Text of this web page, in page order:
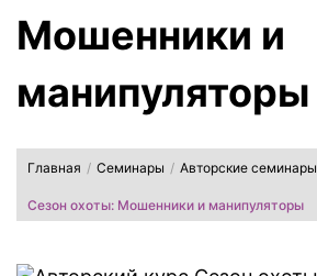
Мошенники и
манипуляторы
Главная / Семинары / Авторские семинары
Сезон охоты: Мошенники и манипуляторы